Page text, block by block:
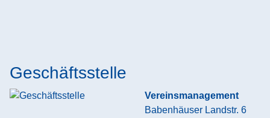
Geschäftsstelle
Vereinsmanagement
Babenhäuser Landstr. 6